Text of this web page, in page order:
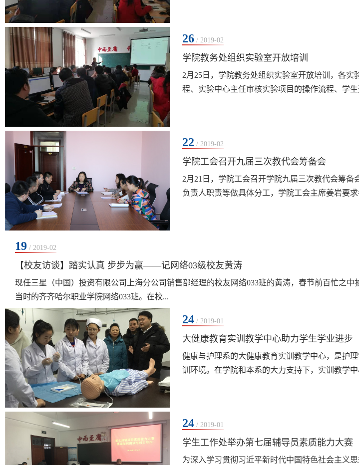
26 / 2019-02
学院教务处组织实验室开放培训
2月25日，学院教务处组织实验室开放培训，各
程、实验中心主任审核实验项目的操作流程、学
22 / 2019-02
学院工会召开九届三次教代会筹备会
2月21日，学院工会召开学院九届三次教代会筹
负责人职责等做具体分工，学院工会主席姜岩要
19 / 2019-02
【校友访谈】踏实认真 步步为赢——记网络03级校友黄涛
现任三星（中国）投资有限公司上海分公司销售部经理的校友网络033班的黄涛，春节前百忙之
当时的齐齐哈尔职业学院网络033班。在校...
24 / 2019-01
大健康教育实训教学中心助力学生学业进步
健康与护理系的大健康教育实训教学中心，是护
训环境。在学院和本系的大力支持下，实训教学
24 / 2019-01
学生工作处举办第七届辅导员素质能力大赛
为深入学习贯彻习近平新时代中国特色社会主义